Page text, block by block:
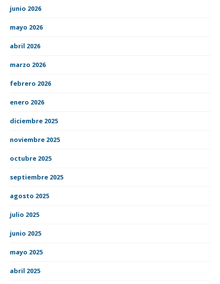
junio 2026
mayo 2026
abril 2026
marzo 2026
febrero 2026
enero 2026
diciembre 2025
noviembre 2025
octubre 2025
septiembre 2025
agosto 2025
julio 2025
junio 2025
mayo 2025
abril 2025